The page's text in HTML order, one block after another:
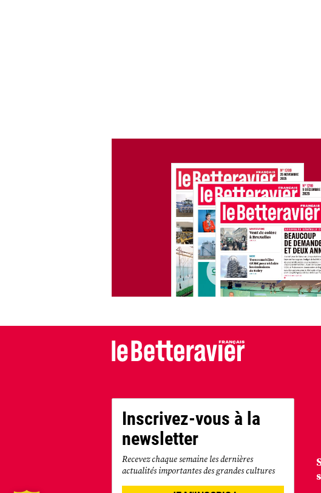
Inscrivez-vous à la
newsletter
Recevez chaque semaine les dernières
actualités importantes des grandes cultures